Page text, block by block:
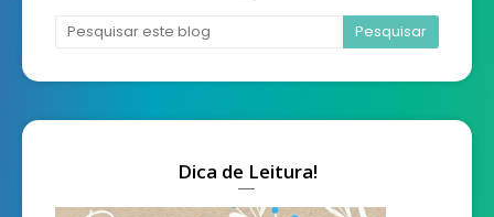
Dica de Leitura!